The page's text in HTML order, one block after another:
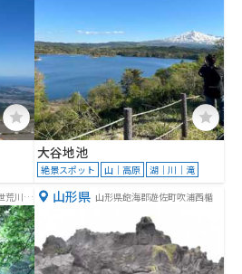
大谷地池
絶景スポット 山｜高原 湖｜川｜滝
荒川５
山形県 山形県飽海郡遊佐町吹浦西楯